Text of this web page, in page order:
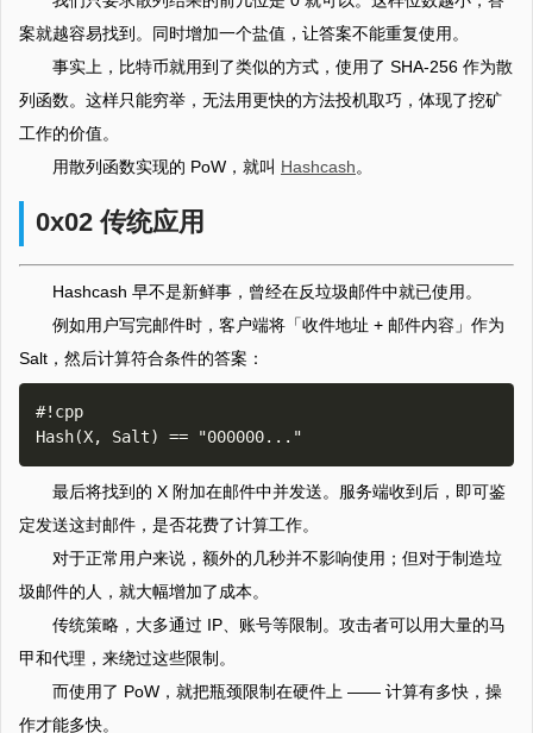
案就越容易找到。同时增加一个盐值，让答案不能重复使用。
事实上，比特币就用到了类似的方式，使用了 SHA-256 作为散
列函数。这样只能穷举，无法用更快的方法投机取巧，体现了挖矿
工作的价值。
用散列函数实现的 PoW，就叫 Hashcash。
0x02 传统应用
Hashcash 早不是新鲜事，曾经在反垃圾邮件中就已使用。
例如用户写完邮件时，客户端将「收件地址 + 邮件内容」作为
Salt，然后计算符合条件的答案：
#!cpp
最后将找到的 X 附加在邮件中并发送。服务端收到后，即可鉴
定发送这封邮件，是否花费了计算工作。
对于正常用户来说，额外的几秒并不影响使用；但对于制造垃
圾邮件的人，就大幅增加了成本。
传统策略，大多通过 IP、账号等限制。攻击者可以用大量的马
甲和代理，来绕过这些限制。
而使用了 PoW，就把瓶颈限制在硬件上 —— 计算有多快，操
作才能多快。